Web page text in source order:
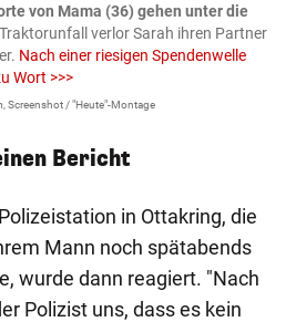
von Mama (36) gehen unter die
verlor Sarah ihren Partner
Nach einer riesigen Spendenwelle
Wort >>>
Screenshot / "Heute"-Montage
Bericht
in Ottakring, die
Mann noch spätabends
wurde dann reagiert. "Nach
Polizist uns, dass es kein